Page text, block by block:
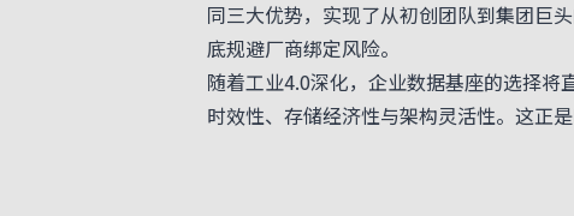
同三大优势，实现了从初创团队到集团巨
底规避厂商绑定风险。
随着工业4.0深化，企业数据基座的选择
时效性、存储经济性与架构灵活性。这正